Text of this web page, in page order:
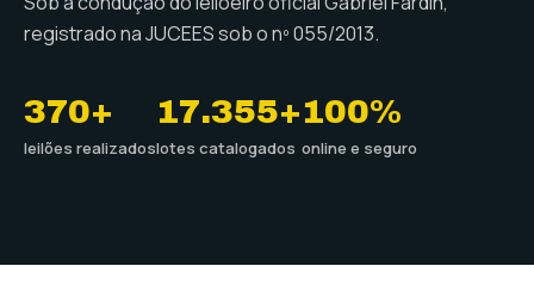
registrado na JUCEES sob o nº 055/2013.
370+
leilões realizados
17.355+
lotes catalogados
100%
online e seguro
Conheça a VIX Leilões